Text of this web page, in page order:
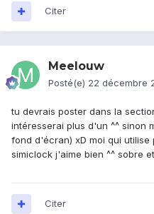
Citer
Meelouw
Posté(e) 22 décembre
tu devrais poster dans la
intéresserai plus d'un ^^ sinon
fond d'écran) xD moi qui
simiclock j'aime bien ^^ sobre
Citer